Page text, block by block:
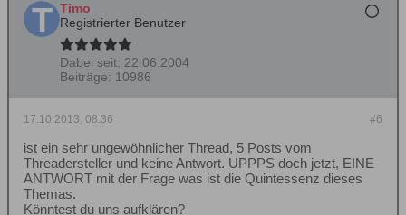
Timo
Registrierter Benutzer
Dabei seit: 22.06.2004
Beiträge: 10986
#6
17.10.2013, 08:36
ist ein sehr ungewöhnlicher Thread, 5 Posts vom
Threadersteller und keine Antwort. UPPPS doch jetzt, EINE
ANTWORT mit der Frage was ist die Quintessenz dieses
Themas.
Könntest du uns aufklären?